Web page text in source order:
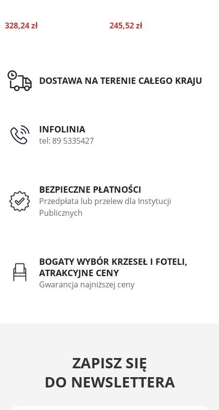
328,24 zł 245,52 zł
DOSTAWA NA TERENIE CAŁEGO KRAJU
INFOLINIA
tel: 89 5335427
BEZPIECZNE PŁATNOŚCI
Przedpłata lub przelew dla Instytucji
Publicznych
BOGATY WYBÓR KRZESEŁ I FOTELI,
ATRAKCYJNE CENY
Gwarancja najniższej ceny
ZAPISZ SIĘ
DO NEWSLETTERA